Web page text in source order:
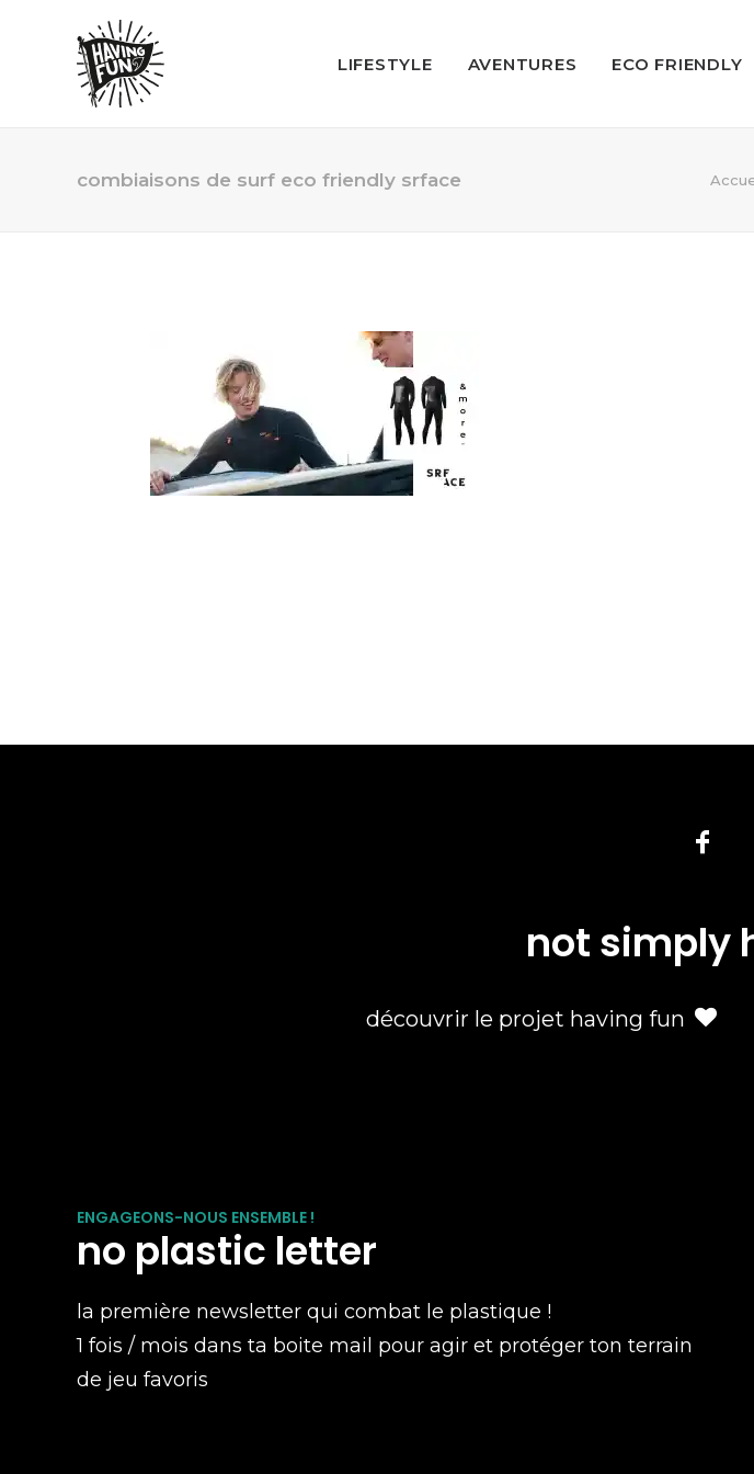
LIFESTYLE AVENTURES ECO FRIENDLY
combiaisons de surf eco friendly srface
not simply
découvrir le projet having fun
ENGAGEONS-NOUS ENSEMBLE !
no plastic letter
la première newsletter qui combat le plastique !
1 fois / mois dans ta boite mail pour agir et protéger ton terrain
de jeu favoris